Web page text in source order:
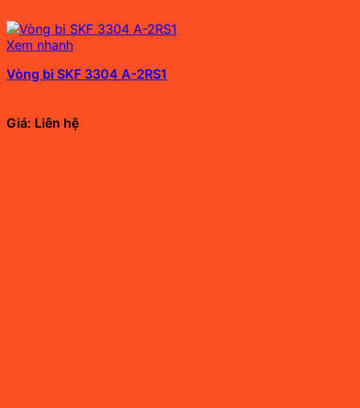
Xem nhanh
Vòng bi SKF 3304 A-2RS1
Giá: Liên hệ